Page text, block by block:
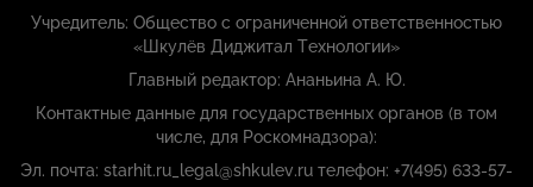
Учредитель: Общество с ограниченной ответственностью
«Шкулёв Диджитал Технологии»
Главный редактор: Ананьина А. Ю.
Контактные данные для государственных органов (в том
числе, для Роскомнадзора):
Эл. почта: starhit.ru_legal@shkulev.ru телефон: +7(495) 633-57-